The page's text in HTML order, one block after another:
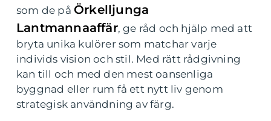
som de på Örkelljunga
Lantmannaaffär, ge råd och hjälp med att
bryta unika kulörer som matchar varje
individs vision och stil. Med rätt rådgivning
kan till och med den mest oansenliga
byggnad eller rum få ett nytt liv genom
strategisk användning av färg.